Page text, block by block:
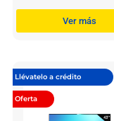
Ver más
Llévatelo a crédito
Oferta